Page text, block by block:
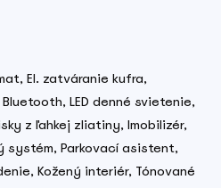
El. zatváranie kufra,
LED denné svietenie,
z ľahkej zliatiny, Imobilizér,
systém, Parkovací asistent,
Kožený interiér, Tónované